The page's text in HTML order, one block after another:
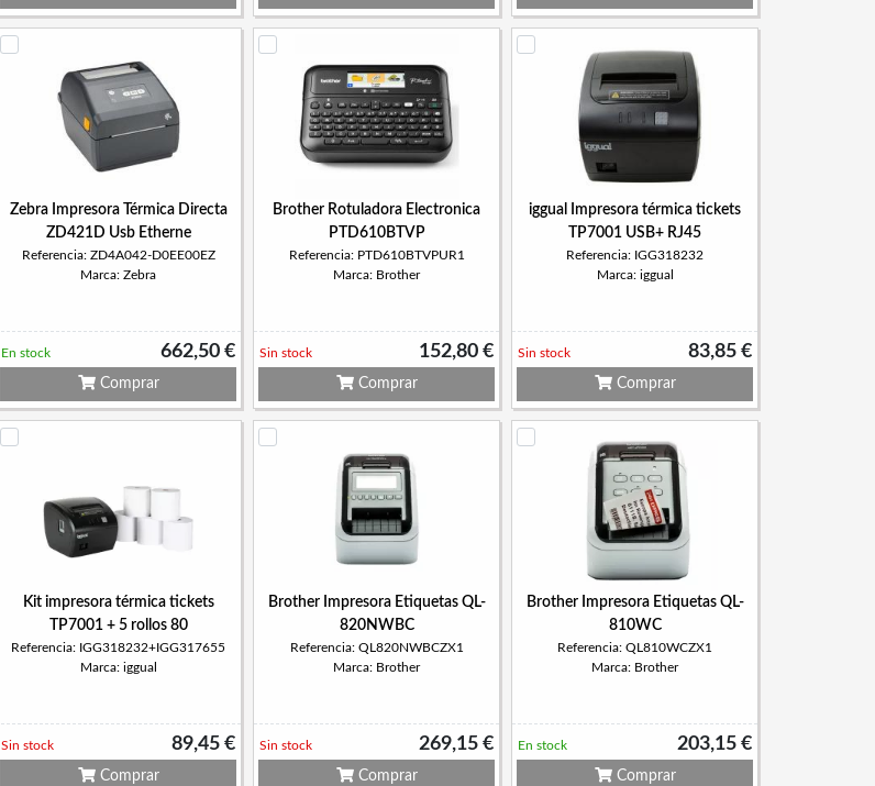
Zebra Impresora Térmica Directa
ZD421D Usb Etherne
Referencia: ZD4A042-D0EE00EZ
Marca: Zebra
662,50 €
En stock
Comprar
Brother Rotuladora Electronica
PTD610BTVP
Referencia: PTD610BTVPUR1
Marca: Brother
152,80 €
Sin stock
Comprar
iggual Impresora térmica tickets
TP7001 USB+ RJ45
Referencia: IGG318232
Marca: iggual
83,85 €
Sin stock
Comprar
Kit impresora térmica tickets
TP7001 + 5 rollos 80
Referencia: IGG318232+IGG317655
Marca: iggual
89,45 €
Sin stock
Comprar
Brother Impresora Etiquetas QL-
820NWBC
Referencia: QL820NWBCZX1
Marca: Brother
269,15 €
Sin stock
Comprar
Brother Impresora Etiquetas QL-
810WC
Referencia: QL810WCZX1
Marca: Brother
203,15 €
En stock
Comprar